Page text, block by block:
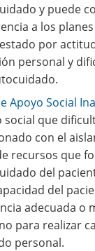
y puede
a los
por
personal y
Apoyo Social
social que
con el
recursos que
del
del
adecuada o
para realizar
personal.